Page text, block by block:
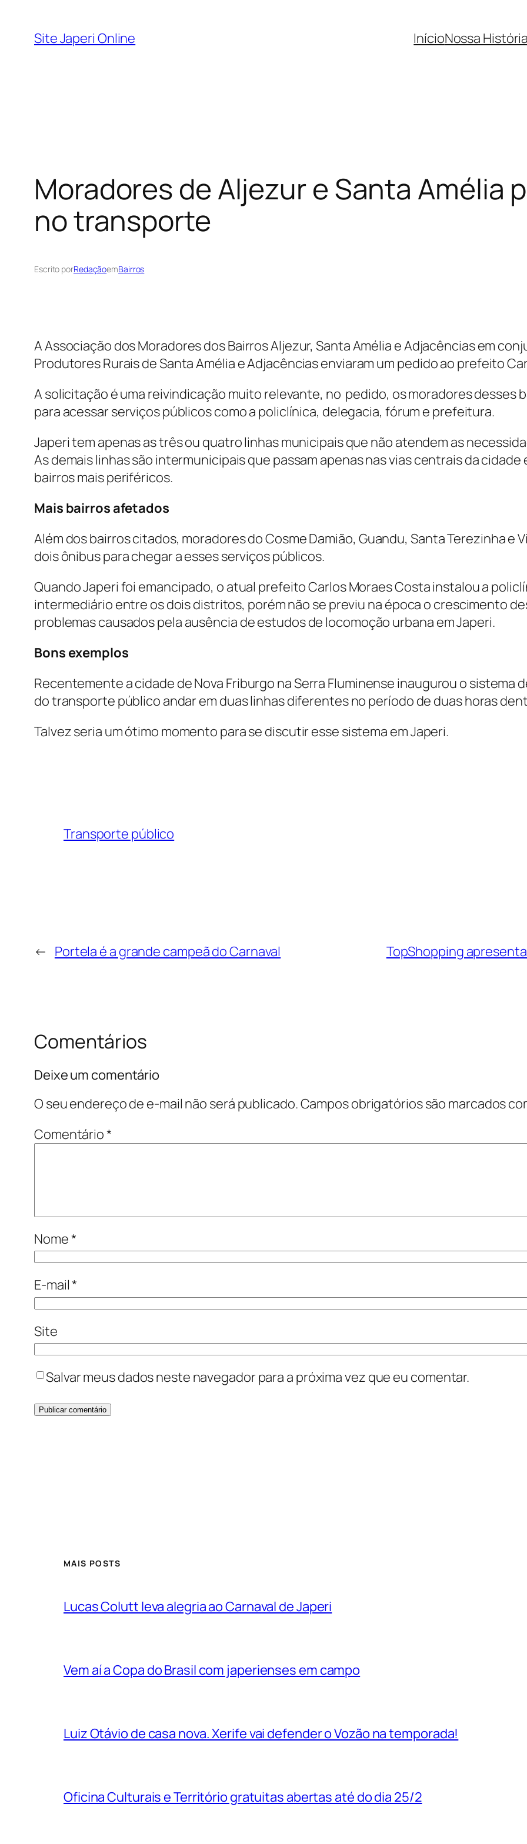
Site Japeri Online InícioNossa
Moradores de Aljezur e Santa Amélia
no transporte
Escrito porRedaçãoemBairros
A Associação dos Moradores dos Bairros Aljezur, Santa Amélia e Adjacências em
Produtores Rurais de Santa Amélia e Adjacências enviaram um pedido ao prefeito
A solicitação é uma reivindicação muito relevante, no pedido, os moradores desses
para acessar serviços públicos como a policlínica, delegacia, fórum e prefeitura.
Japeri tem apenas as três ou quatro linhas municipais que não atendem as
As demais linhas são intermunicipais que passam apenas nas vias centrais da
bairros mais periféricos.
Mais bairros afetados
Além dos bairros citados, moradores do Cosme Damião, Guandu, Santa Terezinha e
dois ônibus para chegar a esses serviços públicos.
Quando Japeri foi emancipado, o atual prefeito Carlos Moraes Costa instalou a
intermediário entre os dois distritos, porém não se previu na época o crescimento
problemas causados pela ausência de estudos de locomoção urbana em Japeri.
Bons exemplos
Recentemente a cidade de Nova Friburgo na Serra Fluminense inaugurou o sistema
do transporte público andar em duas linhas diferentes no período de duas horas
Talvez seria um ótimo momento para se discutir esse sistema em Japeri.
Transporte público
← Portela é a grande campeã do Carnaval TopShopping apresenta
Comentários
Deixe um comentário
O seu endereço de e-mail não será publicado.Campos obrigatórios são marcados
Comentário*
Nome*
E-mail*
Site
Salvar meus dados neste navegador para a próxima vez que eu comentar.
MAIS POSTS
Lucas Colutt leva alegria ao Carnaval de Japeri
Vem aí a Copa do Brasil com japerienses em campo
Luiz Otávio de casa nova. Xerife vai defender o Vozão na temporada!
Oficina Culturais e Território gratuitas abertas até do dia 25/2